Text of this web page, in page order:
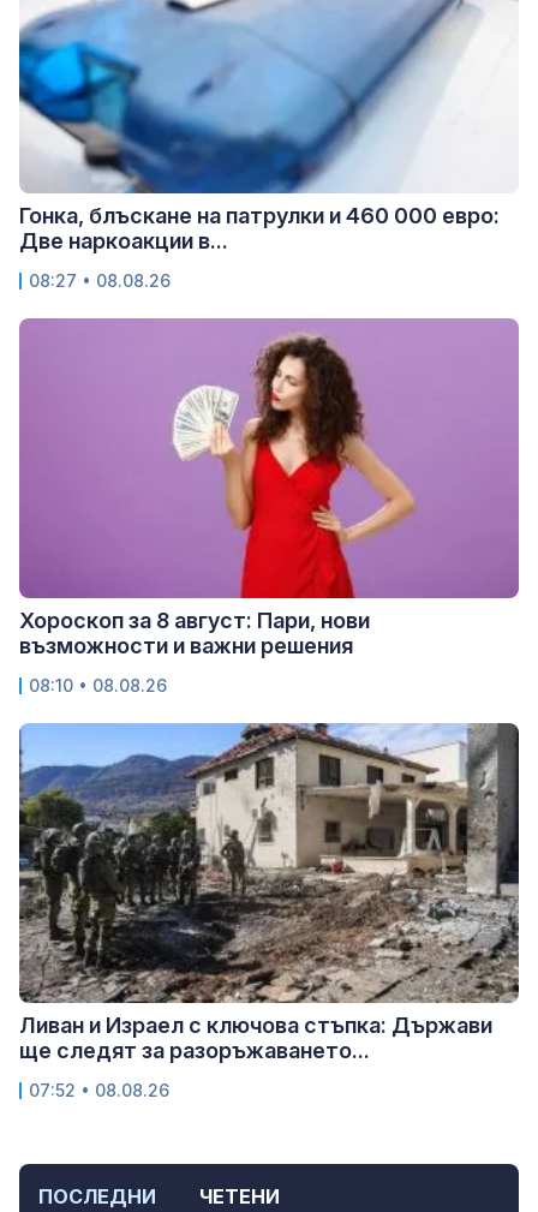
ПОСЛЕДНИ ЧЕТЕНИ
Гонка, блъскане на патрулки и 460 000 евро:
Две наркоакции в...
08:27 • 08.08.26
Хороскоп за 8 август: Пари, нови
възможности и важни решения
08:10 • 08.08.26
Ливан и Израел с ключова стъпка: Държави
ще следят за разоръжаването...
07:52 • 08.08.26